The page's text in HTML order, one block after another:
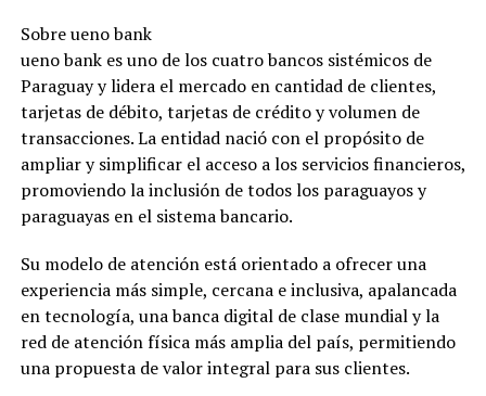
Sobre ueno bank
ueno bank es uno de los cuatro bancos sistémicos de
Paraguay y lidera el mercado en cantidad de clientes,
tarjetas de débito, tarjetas de crédito y volumen de
transacciones. La entidad nació con el propósito de
ampliar y simplificar el acceso a los servicios financieros,
promoviendo la inclusión de todos los paraguayos y
paraguayas en el sistema bancario.
Su modelo de atención está orientado a ofrecer una
experiencia más simple, cercana e inclusiva, apalancada
en tecnología, una banca digital de clase mundial y la
red de atención física más amplia del país, permitiendo
una propuesta de valor integral para sus clientes.